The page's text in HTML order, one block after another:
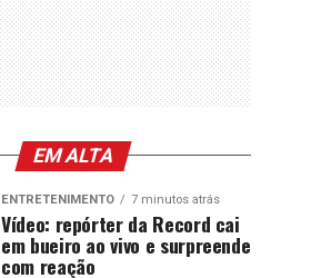
EM ALTA
ENTRETENIMENTO 7 minutos atrás
Vídeo: repórter da Record cai
em bueiro ao vivo e surpreende
com reação